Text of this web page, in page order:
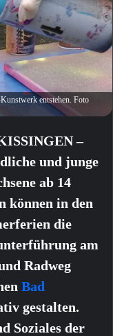
entstehen. Foto
–
und junge
ab 14
können in den
die
am
Radweg
Bad
gestalten.
Soziales der